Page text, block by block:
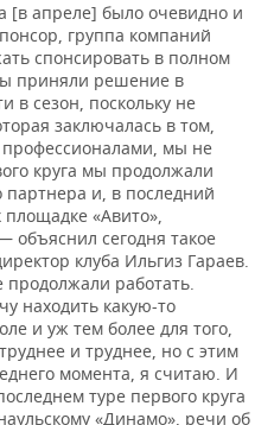
[в апреле] было очевидно и
группа компаний
спонсировать в полном
приняли решение в
в сезон, поскольку не
заключалась в том,
мы не
круга мы продолжали
партнера и, в последний
«Авито»,
объяснил сегодня такое
клуба Ильгиз Гараев.
работать.
находить какую-то
и уж тем более для того,
и труднее, но с этим
момента, я считаю. И
туре первого круга
«Динамо», речи об